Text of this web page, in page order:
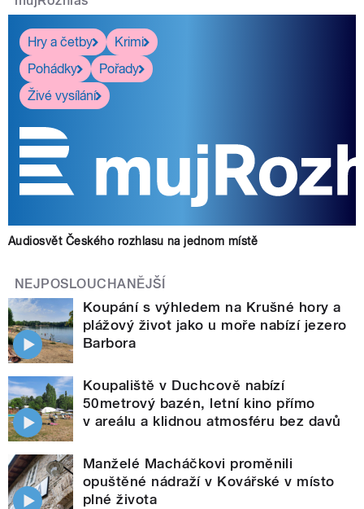
Hry a četby
Krimi
Pohádky
Pořady
Živé vysílání
Audiosvět Českého rozhlasu na jednom místě
NEJPOSLOUCHANĚJŠÍ
Koupání s výhledem na Krušné hory a
plážový život jako u moře nabízí jezero
Barbora
Koupaliště v Duchcově nabízí
50metrový bazén, letní kino přímo
v areálu a klidnou atmosféru bez davů
Manželé Macháčkovi proměnili
opuštěné nádraží v Kovářské v místo
plné života